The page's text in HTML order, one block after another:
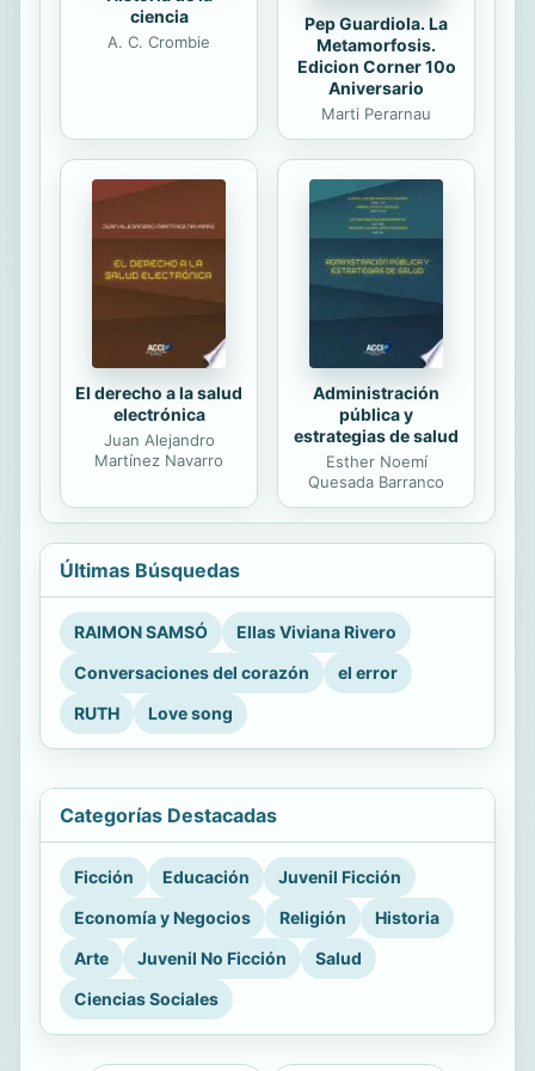
ciencia
A. C. Crombie
Pep Guardiola. La
Metamorfosis.
Edicion Corner 10o
Aniversario
Marti Perarnau
El derecho a la salud
electrónica
Juan Alejandro
Martínez Navarro
Administración
pública y
estrategias de salud
Esther Noemí
Quesada Barranco
Últimas Búsquedas
RAIMON SAMSÓ
Ellas Viviana Rivero
Conversaciones del corazón
el error
RUTH
Love song
Categorías Destacadas
Ficción Educación
Juvenil Ficción
Economía y Negocios
Religión
Historia
Arte
Juvenil No Ficción
Salud
Ciencias Sociales